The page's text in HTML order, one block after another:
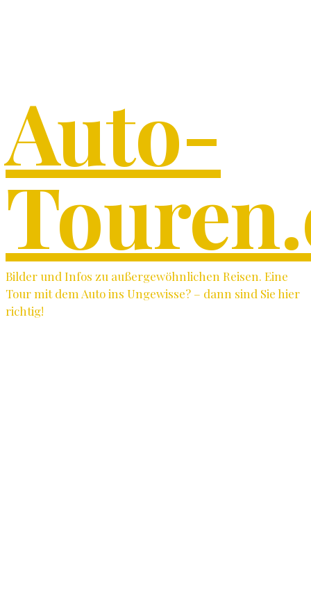
Auto-
Bilder und Infos zu außergewöhnlichen Reisen. Eine
Tour mit dem Auto ins Ungewisse? – dann sind Sie hier
richtig!